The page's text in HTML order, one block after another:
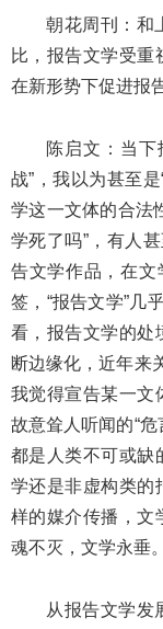
朝花周刊：和
比，报告文学受重
在新形势下促进报
陈启文：当
战”，我以为甚至
学这一文体的合法
学死了吗”，有人
告文学作品，在文
签，“报告文学”几
看，报告文学的处
断边缘化，近年来
我觉得宣告某一文
故意耸人听闻的“危
都是人类不可或缺
学还是非虚构类的
样的媒介传播，文
魂不灭，文学永垂。
从报告文学发